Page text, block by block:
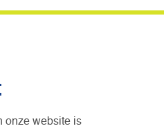
onze website is